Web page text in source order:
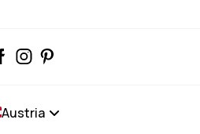
Austria